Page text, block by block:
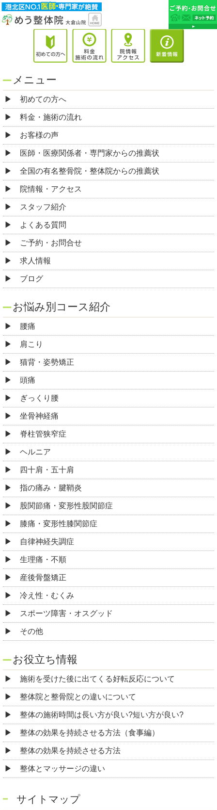
メニュー
初めての方へ
料金・施術の流れ
お客様の声
医師・医療関係者・専門家からの推薦状
全国の有名整骨院・整体院からの推薦状
院情報・アクセス
スタッフ紹介
よくある質問
ご予約・お問合せ
求人情報
ブログ
お悩み別コース紹介
腰痛
肩こり
猫背・姿勢矯正
頭痛
ぎっくり腰
坐骨神経痛
脊柱管狭窄症
ヘルニア
四十肩・五十肩
指の痛み・腱鞘炎
股関節痛・変形性股関節症
膝痛・変形性膝関節症
自律神経失調症
生理痛・不順
産後骨盤矯正
冷え性・むくみ
スポーツ障害・オスグッド
その他
お役立ち情報
施術を受けた後に出てくる好転反応について
整体院と整骨院との違いについて
整体の施術時間は長い方が良い?短い方が良い?
整体の効果を持続させる方法（食事編）
整体の効果を持続させる方法
整体とマッサージの違い
サイトマップ